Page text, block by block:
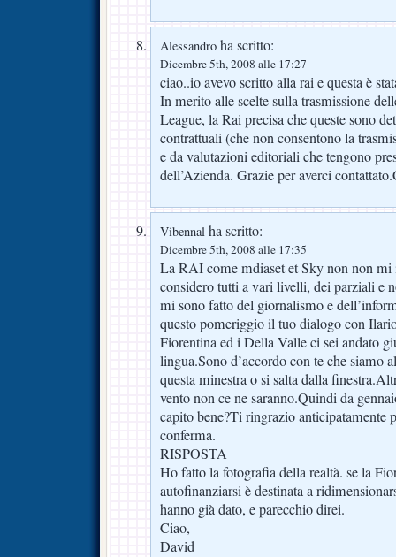
Alessandro ha scritto:
Dicembre 5th, 2008 alle 17:27
ciao..io avevo scritto alla rai e questa è
In merito alle scelte sulla trasmissione
League, la Rai precisa che queste sono
contrattuali (che non consentono la
e da valutazioni editoriali che tengono
dell’Azienda. Grazie per averci
Vibennal ha scritto:
Dicembre 5th, 2008 alle 17:35
La RAI come mdiaset et Sky non non mi
considero tutti a vari livelli, dei parziali e
mi sono fatto del giornalismo e
questo pomeriggio il tuo dialogo con
Fiorentina ed i Della Valle ci sei andato
lingua.Sono d’accordo con te che siamo
questa minestra o si salta dalla
vento non ce ne saranno.Quindi da
capito bene?Ti ringrazio anticipatamente
conferma.
RISPOSTA
Ho fatto la fotografia della realtà. se la
autofinanziarsi è destinata a
hanno già dato, e parecchio direi.
Ciao,
David